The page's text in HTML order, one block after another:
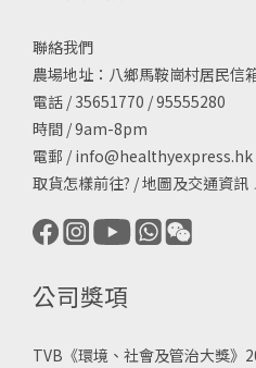
聯絡我們
農場地址：八鄉馬鞍崗村居民信
電話 / 35651770 / 95555280
時間 / 9am-8pm
電郵 / info@healthyexpress.hk
取貨怎樣前往? /地圖及交通資訊
公司獎項
TVB《環境、社會及管治大獎》